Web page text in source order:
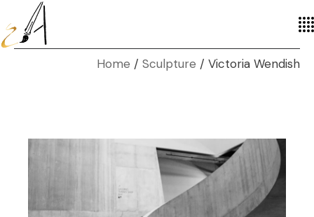
Home Sculpture Victoria Wendish